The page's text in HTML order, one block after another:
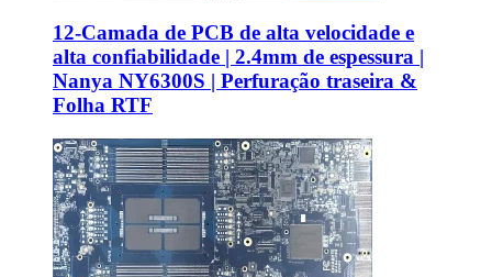
12-Camada de PCB de alta velocidade e
alta confiabilidade | 2.4mm de espessura |
Nanya NY6300S | Perfuração traseira &
Folha RTF